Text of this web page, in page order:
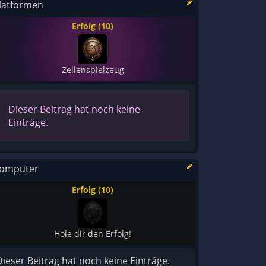
Erfolg (10)
Zellenspielzeug
Dieser Beitrag hat noch keine
Einträge.
Erfolg (10)
Hole dir den Erfolg!
Beitrag hat noch keine Einträge.